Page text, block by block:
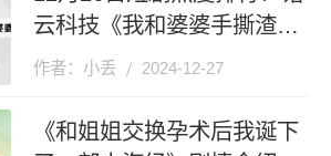
云科技《我和婆婆手撕渣男
全家》登顶第一
作者：小丢 2024-12-27
《和姐姐交换孕术后我诞下